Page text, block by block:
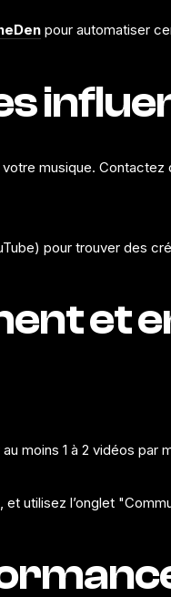
pour automatiser
musique.
pour trouver des
et
moins 1 à 2 vidéos
utilisez l’onglet